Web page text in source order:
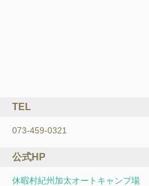
TEL
073-459-0321
公式HP
休暇村紀州加太オートキャンプ場